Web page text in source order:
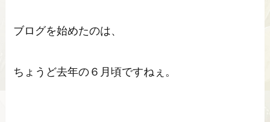
ブログを始めたのは、
ちょうど去年の６月頃ですねぇ。